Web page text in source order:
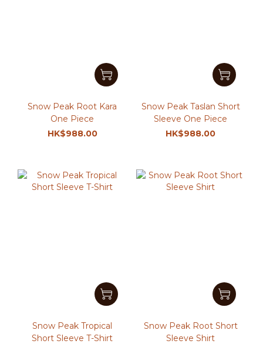
Snow Peak Root Kara
One Piece
HK$988.00
Snow Peak Taslan Short
Sleeve One Piece
HK$988.00
Snow Peak Tropical
Short Sleeve T-Shirt
Snow Peak Root Short
Sleeve Shirt